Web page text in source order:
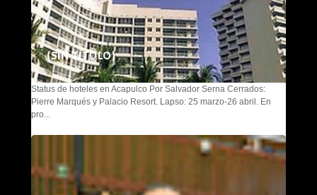
(SIN TÍTULO)
Status de hoteles en Acapulco Por Salvador Serna Cerrados:
Pierre Marqués y Palacio Resort. Lapso: 25 marzo-26 abril. En
pro...